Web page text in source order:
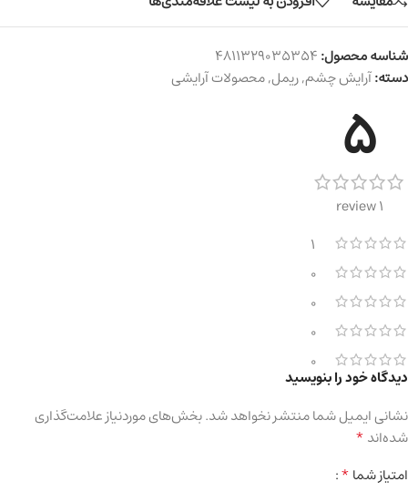
شناسه محصول:4811329035354
دسته:آرایش چشم,ریمل,محصولات آرایشی
5
1 review
1
0
0
0
0
دیدگاه خود را بنویسید
نشانی ایمیل شما منتشر نخواهد شد.بخش‌های موردنیاز علامت‌گذاری
شده‌اند*
امتیاز شما*